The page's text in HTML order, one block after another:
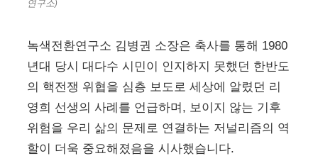
연구소)
녹색전환연구소 김병권 소장은 축사를 통해 1980
년대 당시 대다수 시민이 인지하지 못했던 한반도
의 핵전쟁 위협을 심층 보도로 세상에 알렸던 리
영희 선생의 사례를 언급하며, 보이지 않는 기후
위험을 우리 삶의 문제로 연결하는 저널리즘의 역
할이 더욱 중요해졌음을 시사했습니다.